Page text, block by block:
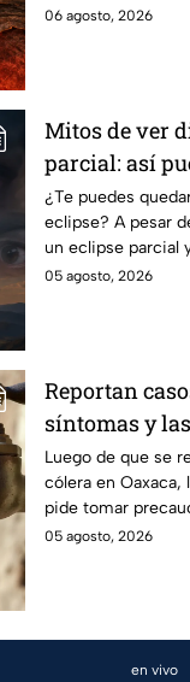
el estado?
06 agosto, 2026
Mitos de ver
parcial: así
segura
¿Te puedes
eclipse? A pesar
un eclipse parcial
05 agosto, 2026
Reportan
síntomas y
contagio
Luego de que se
cólera en Oaxaca,
pide tomar
05 agosto, 2026
en vivo